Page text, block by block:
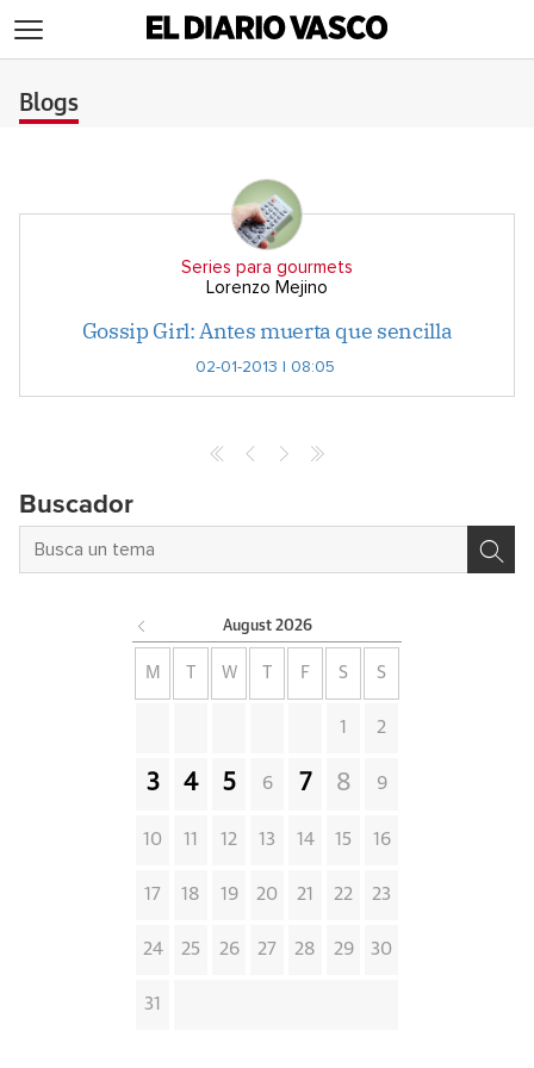
Blogs
Series para gourmets
Lorenzo Mejino
Gossip Girl: Antes muerta que sencilla
02-01-2013 | 08:05
Buscador
August 2026
M W F S S
1 2
3 4 5 6 7 8 9
10 11 12 13 14 15 16
17 18 19 20 21 22 23
24 25 26 27 28 29 30
31